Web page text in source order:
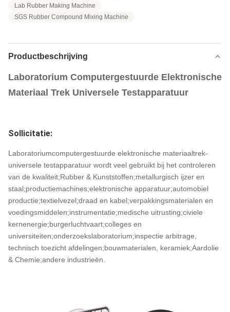
Lab Rubber Making Machine
SGS Rubber Compound Mixing Machine
Productbeschrijving
Laboratorium Computergestuurde Elektronische
Materiaal Trek Universele Testapparatuur
Sollicitatie:
Laboratoriumcomputergestuurde elektronische materiaaltrek-
universele testapparatuur wordt veel gebruikt bij het controleren
van de kwaliteit;Rubber & Kunststoffen;metallurgisch ijzer en
staal;productiemachines;elektronische apparatuur;automobiel
productie;textielvezel;draad en kabel;verpakkingsmaterialen en
voedingsmiddelen;instrumentatie;medische uitrusting;civiele
kernenergie;burgerluchtvaart;colleges en
universiteiten;onderzoekslaboratorium;inspectie arbitrage,
technisch toezicht afdelingen;bouwmaterialen, keramiek;Aardolie
& Chemie;andere industrieën.